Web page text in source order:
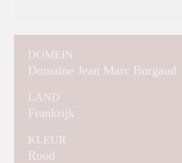
DOMEIN
Domaine Jean Marc Burgaud
LAND
Frankrijk
KLEUR
Rood